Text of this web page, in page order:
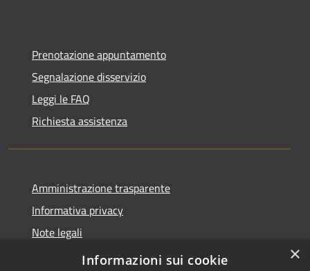
Prenotazione appuntamento
Segnalazione disservizio
Leggi le FAQ
Richiesta assistenza
Amministrazione trasparente
Informativa privacy
Note legali
Dichiarazione di accessibilità
×
Informazioni sui cookie